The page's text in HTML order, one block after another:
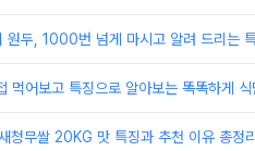
원두, 1000번 넘게 마시고 알려 드리는
먹어보고 특징으로 알아보는 똑똑하게 식
청무쌀 20KG 맛 특징과 추천 이유 총정리